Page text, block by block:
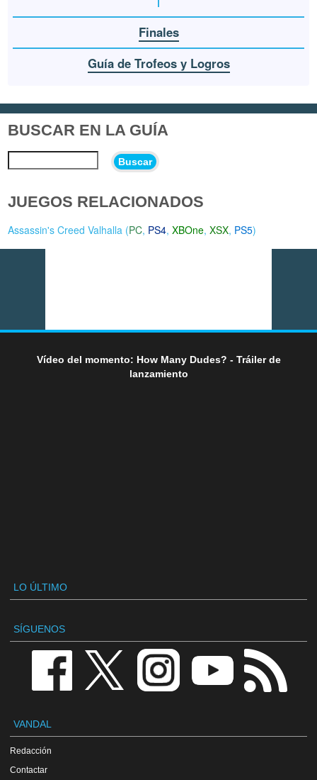
Finales
Guía de Trofeos y Logros
BUSCAR EN LA GUÍA
Buscar
JUEGOS RELACIONADOS
Assassin's Creed Valhalla (PC, PS4,XBOne,XSX, PS5)
Vídeo del momento: How Many Dudes? - Tráiler de
lanzamiento
LO ÚLTIMO
SÍGUENOS
VANDAL
Redacción
Contactar